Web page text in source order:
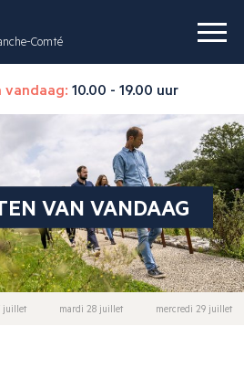
Comté
vandaag: 10.00 - 19.00 uur
VAN VANDAAG
juillet mardi 28 juillet mercredi 29 juillet